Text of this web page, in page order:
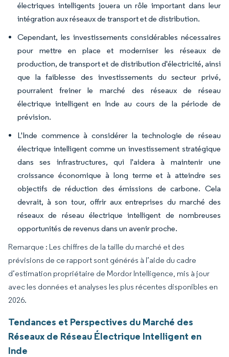
électriques intelligents jouera un rôle important dans leur
intégration aux réseaux de transport et de distribution.
Cependant, les investissements considérables nécessaires
pour mettre en place et moderniser les réseaux de
production, de transport et de distribution d'électricité, ainsi
que la faiblesse des investissements du secteur privé,
pourraient freiner le marché des réseaux de réseau
électrique intelligent en Inde au cours de la période de
prévision.
L'Inde commence à considérer la technologie de réseau
électrique intelligent comme un investissement stratégique
dans ses infrastructures, qui l'aidera à maintenir une
croissance économique à long terme et à atteindre ses
objectifs de réduction des émissions de carbone. Cela
devrait, à son tour, offrir aux entreprises du marché des
réseaux de réseau électrique intelligent de nombreuses
opportunités de revenus dans un avenir proche.
Remarque : Les chiffres de la taille du marché et des
prévisions de ce rapport sont générés à l’aide du cadre
d’estimation propriétaire de Mordor Intelligence, mis à jour
avec les données et analyses les plus récentes disponibles en
2026.
Tendances et Perspectives du Marché des
Réseaux de Réseau Électrique Intelligent en
Inde